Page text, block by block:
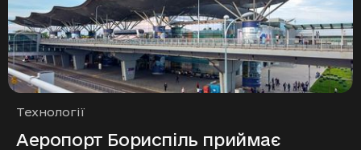
Рубрики
Технології
Аеропорт Бориспіль приймає